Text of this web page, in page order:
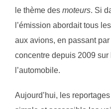
le thème des moteurs. Si
l’émission abordait tous
aux avions, en passant
concentre depuis 2009
l’automobile.
Aujourd’hui, les